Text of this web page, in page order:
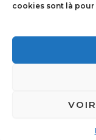
cookies sont là pour
Copyright ©